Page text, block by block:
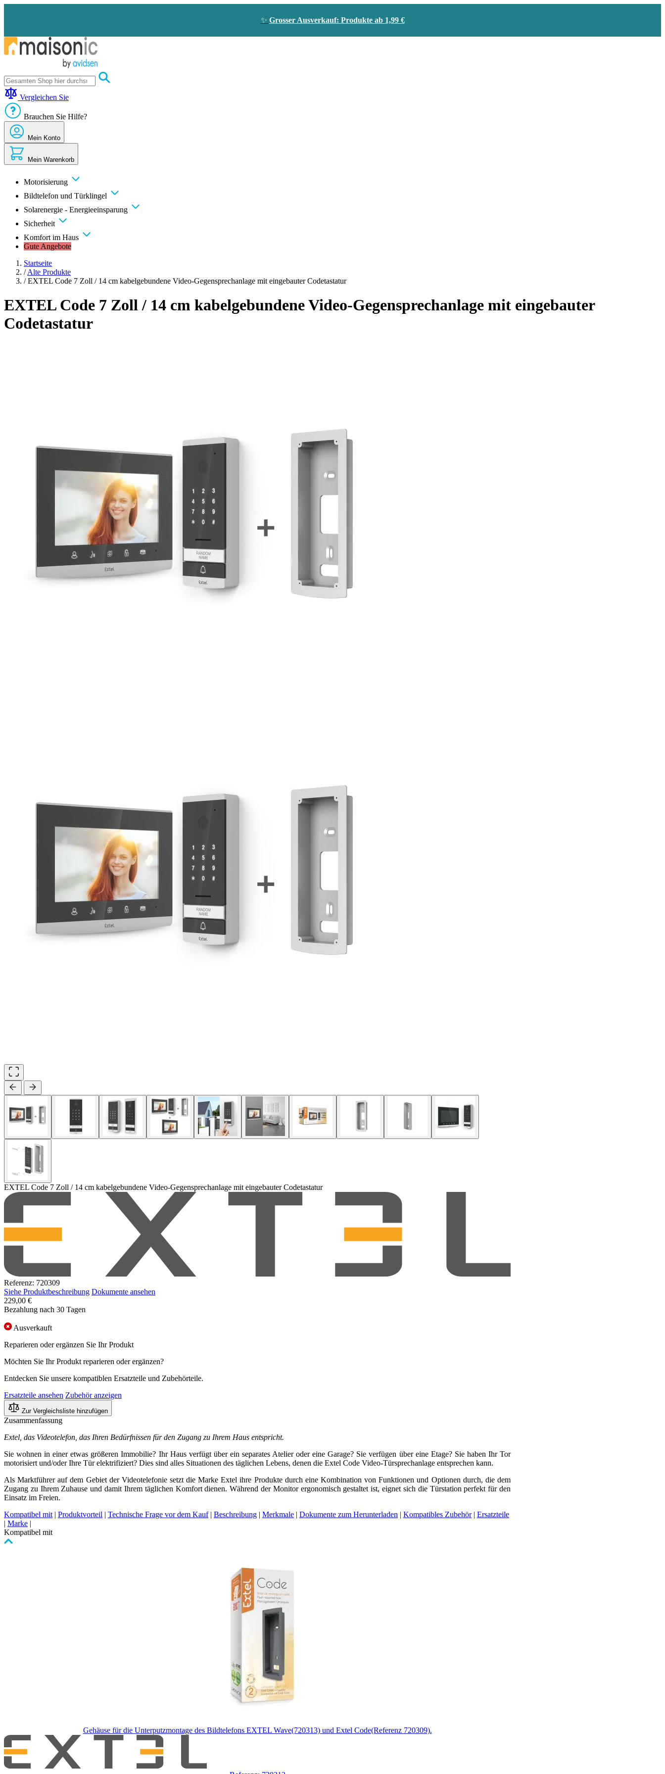
✨ Grosser Ausverkauf: Produkte ab 1,99 €
Motorisierung
und
Solarenergie
Energieeinsparung
Sicherheit
im
Gute
Vergleichen Sie
Brauchen Sie Hilfe?
Mein Konto
Mein Warenkorb
Motorisierung
Bildtelefon und Türklingel
Solarenergie - Energieeinsparung
Sicherheit
Komfort im Haus
Gute Angebote
Startseite
/ Alte Produkte
/ EXTEL Code 7 Zoll / 14 cm kabelgebundene Video-Gegensprechanlage mit eingebauter Codetastatur
EXTEL Code 7 Zoll / 14 cm kabelgebundene Video-Gegensprechanlage mit eingebauter
Codetastatur
EXTEL Code 7 Zoll / 14 cm kabelgebundene Video-Gegensprechanlage mit eingebauter Codetastatur
Referenz: 720309
Siehe Produktbeschreibung Dokumente ansehen
229,00 €
Bezahlung nach 30 Tagen
Ausverkauft
Reparieren oder ergänzen Sie Ihr Produkt
Möchten Sie Ihr Produkt reparieren oder ergänzen?
Entdecken Sie unsere kompatiblen Ersatzteile und Zubehörteile.
Ersatzteile ansehen Zubehör anzeigen
Zur Vergleichsliste hinzufügen
Zusammenfassung
Extel, das Videotelefon, das Ihren Bedürfnissen für den Zugang zu Ihrem Haus entspricht.
Sie wohnen in einer etwas größeren Immobilie? Ihr Haus verfügt über ein separates Atelier oder eine Garage? Sie verfügen über eine Etage? Sie haben Ihr Tor
motorisiert und/oder Ihre Tür elektrifiziert? Dies sind alles Situationen des täglichen Lebens, denen die Extel Code Video-Türsprechanlage entsprechen kann.
Als Marktführer auf dem Gebiet der Videotelefonie setzt die Marke Extel ihre Produkte durch eine Kombination von Funktionen und Optionen durch, die dem
Zugang zu Ihrem Zuhause und damit Ihrem täglichen Komfort dienen. Während der Monitor ergonomisch gestaltet ist, eignet sich die Türstation perfekt für den
Einsatz im Freien.
Kompatibel mit | Produktvorteil | Technische Frage vor dem Kauf | Beschreibung | Merkmale | Dokumente zum Herunterladen | Kompatibles Zubehör | Ersatzteile
| Marke |
Kompatibel mit
Gehäuse für die Unterputzmontage des Bildtelefons EXTEL Wave(720313) und Extel Code(Referenz 720309).